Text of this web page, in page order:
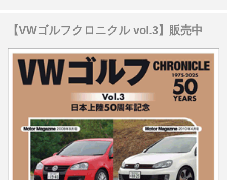
【VWゴルフクロニクル vol.3】販売中